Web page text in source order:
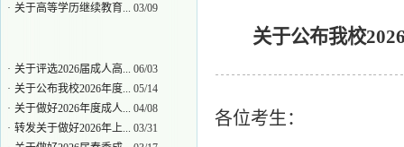
关于高等学历继续教育... 03/09
关于评选2026届成人高...
06/03
关于公布我校2026年度...
05/14
关于做好2026年度成人...
04/08
转发关于做好2026年上...
03/31
关于做好2026届春季成...
03/17
关于公布我校
各位考生：